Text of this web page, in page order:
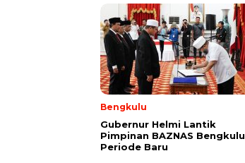
Bengkulu
Gubernur Helmi Lantik
Pimpinan BAZNAS Bengkulu
Periode Baru